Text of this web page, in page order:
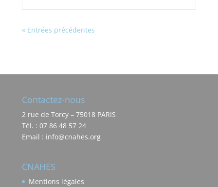
« Entrées précédentes
Contactez-nous
2 rue de Torcy – 75018 PARIS
Tél. : 07 86 48 57 24
Email : info@cnahes.org
CNAHES
Mentions légales